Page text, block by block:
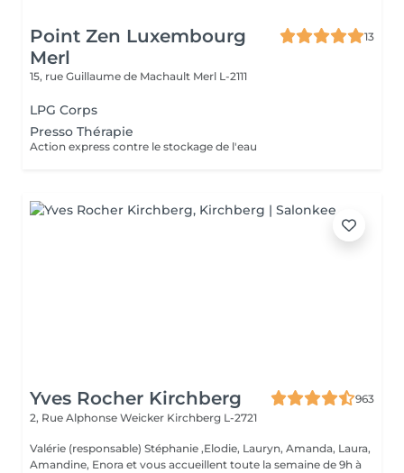
Point Zen Luxembourg
Merl
13
15, rue Guillaume de Machault Merl L-2111
LPG Corps
Presso Thérapie
Action express contre le stockage de l'eau
Yves Rocher Kirchberg
963
2, Rue Alphonse Weicker Kirchberg L-2721
Valérie (responsable) Stéphanie ,Elodie, Lauryn, Amanda, Laura,
Amandine, Enora et vous accueillent toute la semaine de 9h à